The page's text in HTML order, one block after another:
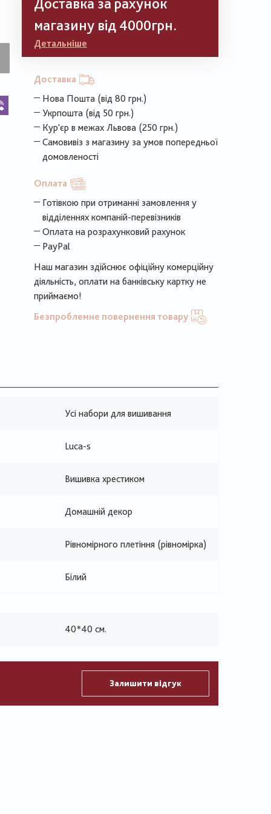
магазину від 4000грн.
Детальніше
Доставка
Нова Пошта (від 80 грн.)
Укрпошта (від 50 грн.)
Кур'єр в межах Львова (250 грн.)
Самовивіз з магазину за умов попередньої
домовленості
Оплата
Готівкою при отриманні замовлення у
відділеннях компаній-перевізників
Оплата на розрахунковий рахунок
PayPal
Наш магазин здійснює офіційну комерційну
діяльність, оплати на банківську картку не
приймаємо!
Безпроблемне повернення товару
Усі набори для вишивання
Luca-s
Вишивка хрестиком
Домашній декор
Рівномірного плетіння (рівномірка)
Білий
40*40 см.
Залишити відгук